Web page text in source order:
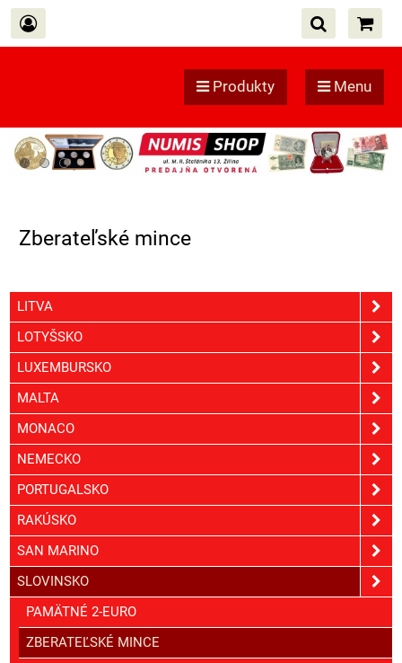
Produkty Menu
Zberateľské mince
LITVA
LOTYŠSKO
LUXEMBURSKO
MALTA
MONACO
NEMECKO
PORTUGALSKO
RAKÚSKO
SAN MARINO
SLOVINSKO
PAMÄTNÉ 2-EURO
ZBERATEĽSKÉ MINCE